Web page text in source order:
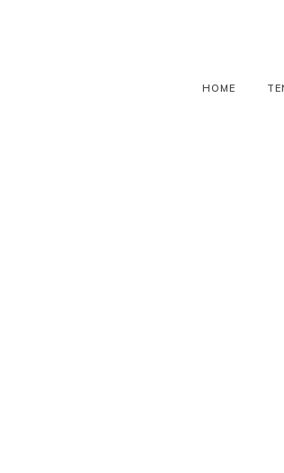
HOME